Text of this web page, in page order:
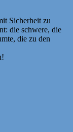
Sicherheit zu
die schwere, die
die zu den